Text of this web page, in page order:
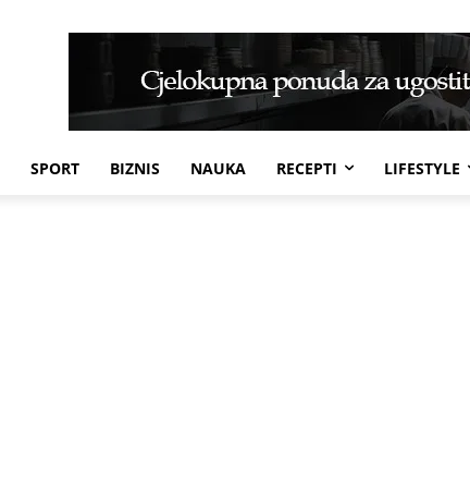
SPORT BIZNIS NAUKA RECEPTI LIFESTYLE